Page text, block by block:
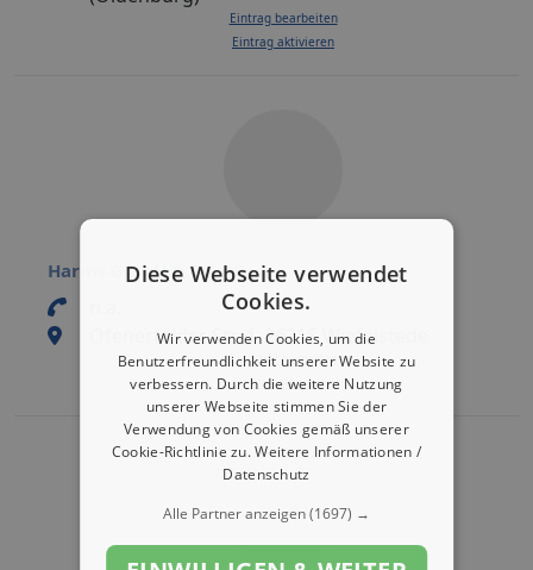
Eintrag bearbeiten
Eintrag aktivieren
Harms GmbH & Co. KG
Ofenerfelder Str. 4, 26215 Wiefelstede
Eintrag bearbeiten
Eintrag aktivieren
Diese Webseite verwendet
Cookies.
Wir verwenden Cookies, um die
Benutzerfreundlichkeit unserer Website zu
verbessern. Durch die weitere Nutzung
unserer Webseite stimmen Sie der
Verwendung von Cookies gemäß unserer
Cookie-Richtlinie zu.Weitere Informationen /
Datenschutz
Alle Partner anzeigen(1697) →